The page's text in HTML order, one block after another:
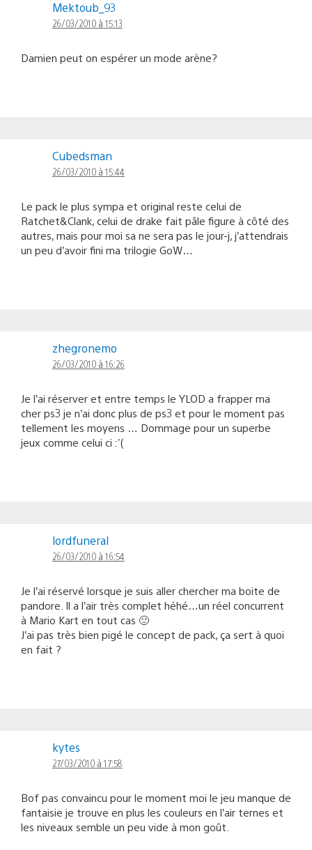
Mektoub_93
26/03/2010 à 15:13
Damien peut on espérer un mode arène?
Cubedsman
26/03/2010 à 15:44
Le pack le plus sympa et original reste celui de
Ratchet&Clank, celui de drake fait pâle figure à côté des
autres, mais pour moi sa ne sera pas le jour-j, j’attendrais
un peu d’avoir fini ma trilogie GoW…
zhegronemo
26/03/2010 à 16:26
Je l’ai réserver et entre temps le YLOD a frapper ma
cher ps3 je n’ai donc plus de ps3 et pour le moment pas
tellement les moyens … Dommage pour un superbe
jeux comme celui ci :'(
lordfuneral
26/03/2010 à 16:54
Je l’ai réservé lorsque je suis aller chercher ma boite de
pandore. Il a l’air très complet héhé…un réel concurrent
à Mario Kart en tout cas 🙂
J’ai pas très bien pigé le concept de pack, ça sert à quoi
en fait ?
kytes
27/03/2010 à 17:58
Bof pas convaincu pour le moment moi le jeu manque de
fantaisie je trouve en plus les couleurs en l’air ternes et
les niveaux semble un peu vide à mon goût.